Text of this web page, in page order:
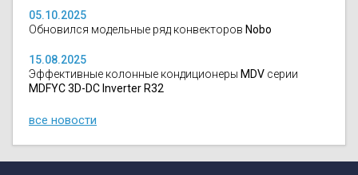
05.10.2025
Обновился модельные ряд конвекторов Nobo
15.08.2025
Эффективные колонные кондиционеры MDV серии
MDFYC 3D-DC Inverter R32
все новости